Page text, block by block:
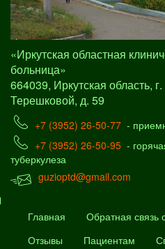
«Иркутская областная
больница»
664039, Иркутская область,
Терешковой, д. 59
+7 (3952) 26-50-77 -
+7 (3952) 26-50-95 -
туберкулеза
guzioptd@gmail.com
Главная Обратная связь
Отзывы
Пациентам